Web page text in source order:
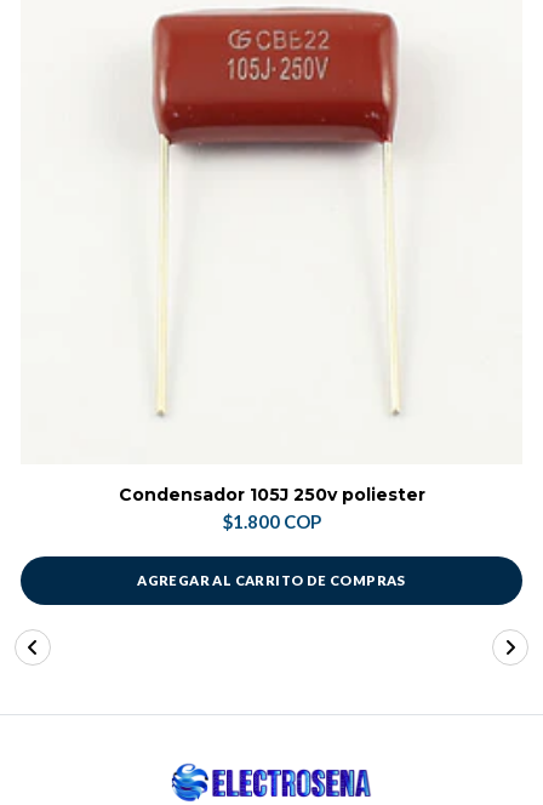
Condensador 105J 250v poliester
$1.800 COP
AGREGAR AL CARRITO DE COMPRAS